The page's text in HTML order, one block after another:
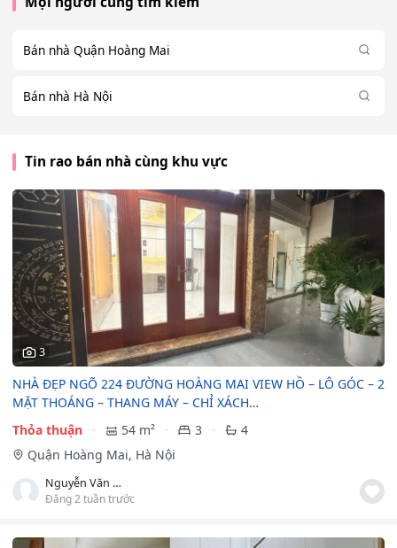
Bán nhà Quận Hoàng Mai
Bán nhà Hà Nội
Tin rao bán nhà cùng khu vực
3
NHÀ ĐẸP NGÕ 224 ĐƯỜNG HOÀNG MAI VIEW HỒ – LÔ GÓC – 2
MẶT THOÁNG – THANG MÁY – CHỈ XÁCH…
Thỏa thuận
54 m² 3
4
Quận Hoàng Mai, Hà Nội
Nguyễn Văn Hiệp
Đăng 2 tuần trước